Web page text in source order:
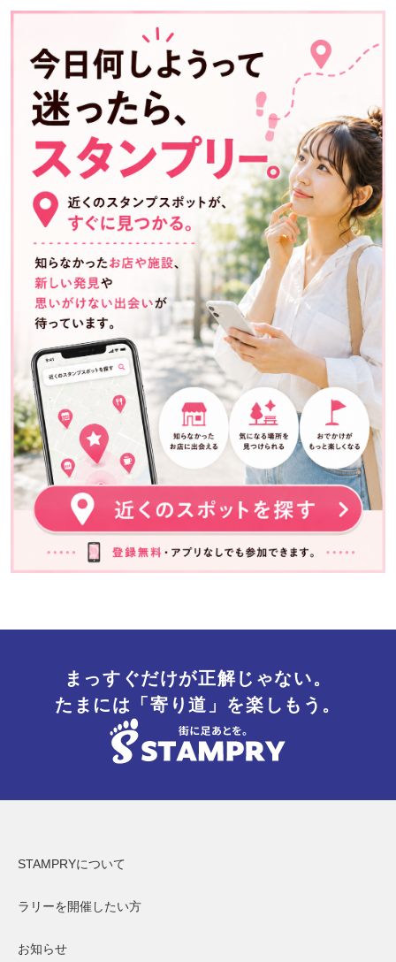
まっすぐだけが正解じゃない。
たまには「寄り道」を楽しもう。
STAMPRYについて
ラリーを開催したい方
お知らせ